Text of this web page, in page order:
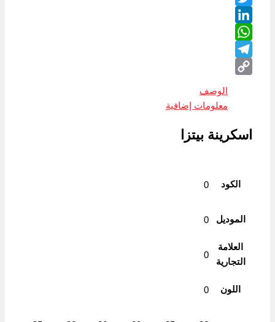
Twitter
LinkedIn
WhatsApp
Telegram
الوصف
معلومات إضافية
اسكرينة بيتزا
الكود 0
الموديل 0
العلامة
التجارية
0
اللون 0